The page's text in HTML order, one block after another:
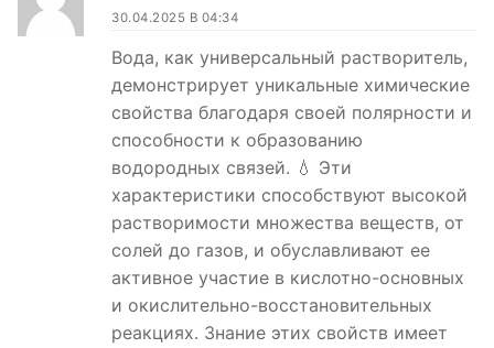
30.04.2025 В 04:34
Вода, как универсальный растворитель,
демонстрирует уникальные химические
свойства благодаря своей полярности и
способности к образованию
водородных связей. 💧 Эти
характеристики способствуют высокой
растворимости множества веществ, от
солей до газов, и обуславливают ее
активное участие в кислотно-основных
и окислительно-восстановительных
реакциях. Знание этих свойств имеет